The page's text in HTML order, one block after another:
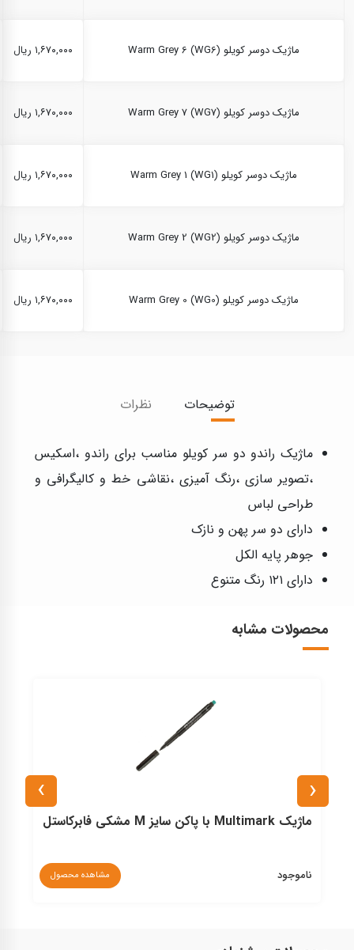
ماژیک دوسر کویلو Warm Grey 6 (WG6) ۱,۶۷۰,۰۰۰ ریال
ماژیک دوسر کویلو Warm Grey 7 (WG7) ۱,۶۷۰,۰۰۰ ریال
ماژیک دوسر کویلو Warm Grey 1 (WG1) ۱,۶۷۰,۰۰۰ ریال
ماژیک دوسر کویلو Warm Grey 2 (WG2) ۱,۶۷۰,۰۰۰ ریال
ماژیک دوسر کویلو Warm Grey 0 (WG0) ۱,۶۷۰,۰۰۰ ریال
توضیحات نظرات
ماژیک راندو دو سر کویلو مناسب برای راندو ،اسکیس
،تصویر سازی ،رنگ آمیزی ،نقاشی خط و کالیگرافی و
طراحی لباس
دارای دو سر پهن و نازک
جوهر پایه الکل
دارای ۱۲۱ رنگ متنوع
محصولات مشابه
ماژیک Multimark با پاکن سایز M مشکی فابرکاستل
ناموجود مشاهده محصول
‹
›